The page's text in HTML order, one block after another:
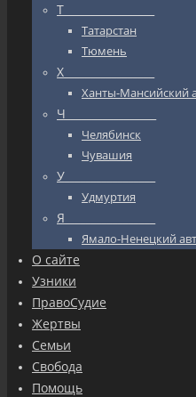
Т_________________
Татарстан
Тюмень
Х_________________
Ханты-Мансийский
Ч_________________
Челябинск
Чувашия
У_________________
Удмуртия
Я_________________
Ямало-Ненецкий
О сайте
Узники
ПравоСудие
Жертвы
Семьи
Свобода
Помощь